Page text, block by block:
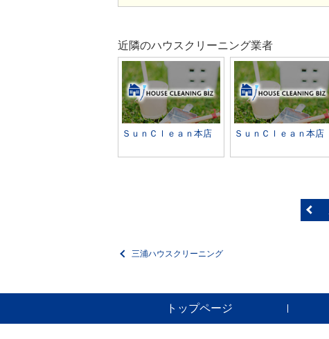
近隣のハウスクリーニング業者
ＳｕｎＣｌｅａｎ本店 ＳｕｎＣｌｅａｎ本店
三浦ハウスクリーニング
トップページ